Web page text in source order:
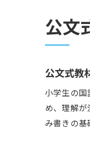
公文
公文式教
小学生の国
め、理解
み書きの基